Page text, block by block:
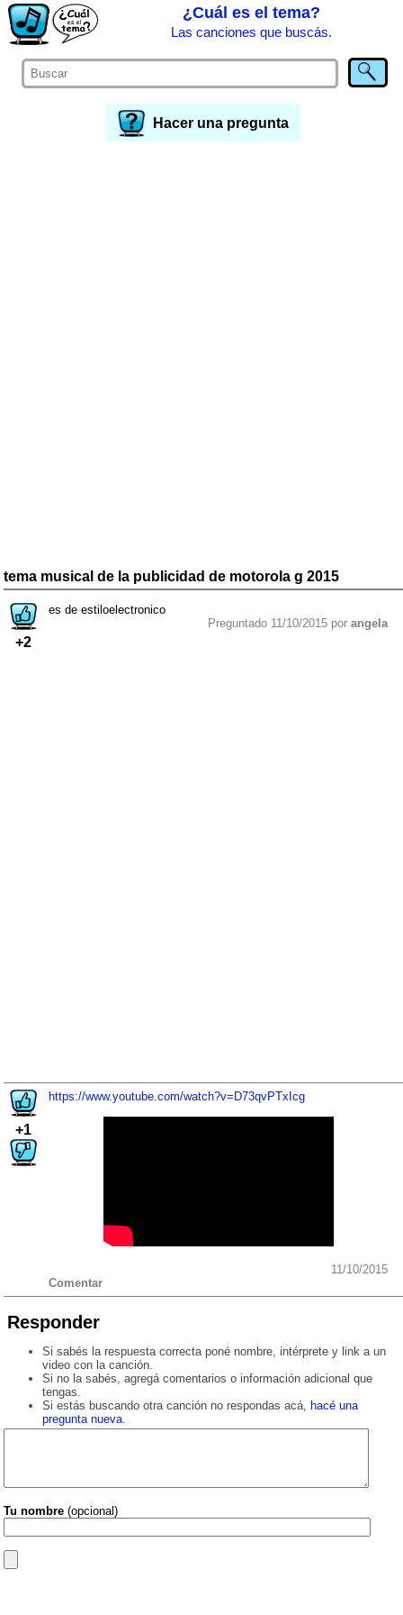
¿Cuál es el tema?
Las canciones que buscás.
Hacer una pregunta
tema musical de la publicidad de motorola g 2015
+2
es de estiloelectronico
Preguntado 11/10/2015 por angela
+1
https://www.youtube.com/watch?v=D73qvPTxIcg
11/10/2015
Comentar
Responder
Si sabés la respuesta correcta poné nombre, intérprete y link a un
video con la canción.
Si no la sabés, agregá comentarios o información adicional que
tengas.
Si estás buscando otra canción no respondas acá, hacé una
pregunta nueva.
Tu nombre (opcional)